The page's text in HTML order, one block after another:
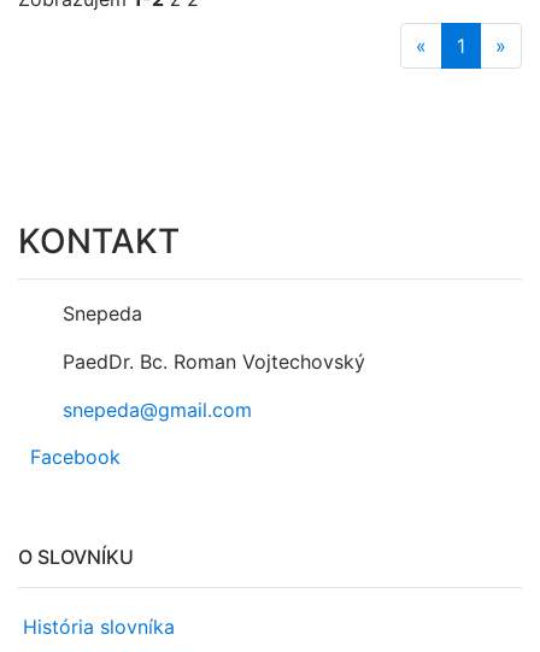
«
1 »
KONTAKT
Snepeda
PaedDr. Bc. Roman Vojtechovský
snepeda@gmail.com
Facebook
O SLOVNÍKU
História slovníka